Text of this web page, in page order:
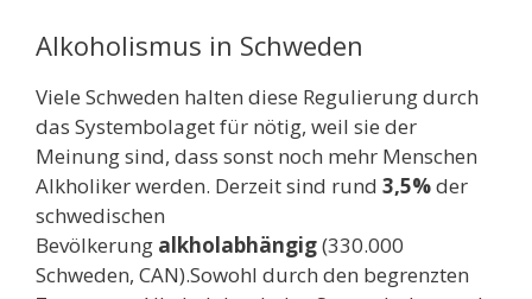
Alkoholismus in Schweden
Viele Schweden halten diese Regulierung durch
das Systembolaget für nötig, weil sie der
Meinung sind, dass sonst noch mehr Menschen
Alkholiker werden. Derzeit sind rund 3,5%der
schwedischen
Bevölkerung alkholabhängig(330.000
Schweden, CAN).Sowohl durch den begrenzten